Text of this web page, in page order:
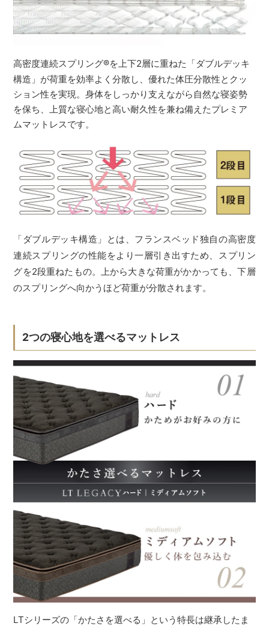
高密度連続スプリング®を上下2層に重ねた「ダブルデッキ
構造」が荷重を効率よく分散し、優れた体圧分散性とクッ
ション性を実現。身体をしっかり支えながら自然な寝姿勢
を保ち、上質な寝心地と高い耐久性を兼ね備えたプレミア
ムマットレスです。
「ダブルデッキ構造」とは、フランスベッド独自の高密度
連続スプリングの性能をより一層引き出すため、スプリン
グを2段重ねたもの。上から大きな荷重がかかっても、下層
のスプリングへ向かうほど荷重が分散されます。
2つの寝心地を選べるマットレス
LTシリーズの「かたさを選べる」という特長は継承したま